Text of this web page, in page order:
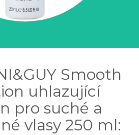
Smooth
uhlazující
pro suché a
vlasy 250 ml: